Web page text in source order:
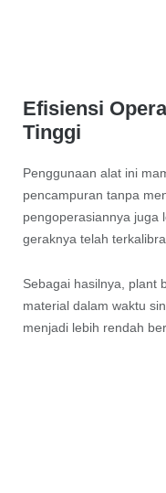
Efisiensi
Tinggi
Penggunaan alat ini
pencampuran tanpa
pengoperasiannya juga
geraknya telah
Sebagai hasilnya, plant
material dalam waktu
menjadi lebih rendah